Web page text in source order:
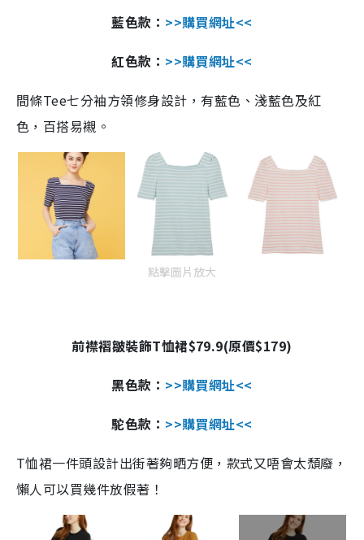
藍色款： >>購買網址<<
紅色款： >>購買網址<<
間條Tee七分袖方領修身設計，有藍色、淺藍色及紅
色，百搭易襯。
點擊圖片放大
前襟褶皺裝飾T恤裙$79.9(原價$179)
黑色款： >>購買網址<<
駝色款： >>購買網址<<
T恤裙一件頭設計出街著夠晒方便，款式又唔會太頹廢，
懶人可以買幾件放假著！